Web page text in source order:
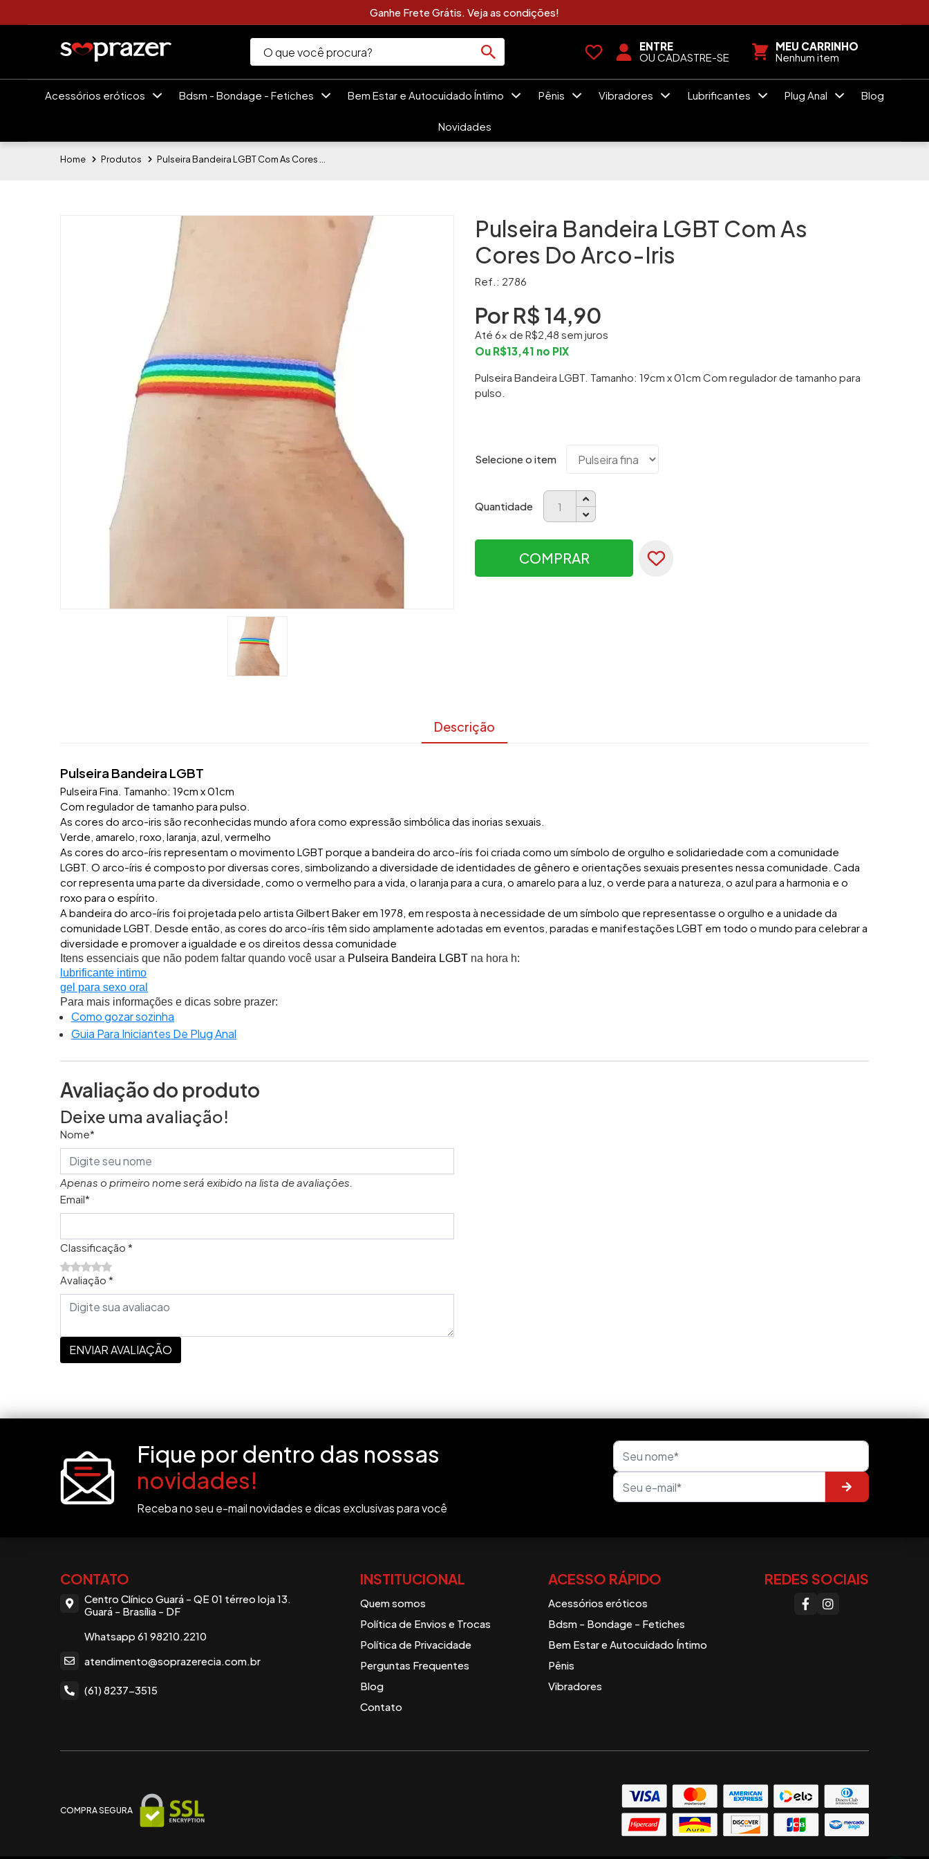
Ganhe Frete Grátis. Veja as condições!
ENTRE
OU CADASTRE-SE
MEU CARRINHO
Nenhum item
Acessórios eróticos Bdsm - Bondage - Fetiches Bem Estar e Autocuidado Íntimo Pênis Vibradores Lubrificantes Plug Anal Blog
Novidades
Home Produtos
Pulseira Bandeira LGBT Com As
Cores Do Arco-Iris
Ref.: 2786
Por R$ 14,90
Até 6x de R$2,48 sem juros
Ou R$13,41 no PIX
Pulseira Bandeira LGBT. Tamanho: 19cm x 01cm Com regulador de tamanho para
pulso.
Selecione o item
Quantidade
COMPRAR
Descrição
Pulseira Bandeira LGBT
Pulseira Fina. Tamanho: 19cm x 01cm
Com regulador de tamanho para pulso.
As cores do arco-iris são reconhecidas mundo afora como expressão simbólica das inorias sexuais.
Verde, amarelo, roxo, laranja, azul, vermelho
As cores do arco-íris representam o movimento LGBT porque a bandeira do arco-íris foi criada como um símbolo de orgulho e solidariedade com a comunidade
LGBT. O arco-íris é composto por diversas cores, simbolizando a diversidade de identidades de gênero e orientações sexuais presentes nessa comunidade. Cada
cor representa uma parte da diversidade, como o vermelho para a vida, o laranja para a cura, o amarelo para a luz, o verde para a natureza, o azul para a harmonia e o
roxo para o espírito.
A bandeira do arco-íris foi projetada pelo artista Gilbert Baker em 1978, em resposta à necessidade de um símbolo que representasse o orgulho e a unidade da
comunidade LGBT. Desde então, as cores do arco-íris têm sido amplamente adotadas em eventos, paradas e manifestações LGBT em todo o mundo para celebrar a
diversidade e promover a igualdade e os direitos dessa comunidade
Itens essenciais que não podem faltar quando você usar a Pulseira Bandeira LGBT na hora h:
lubrificante intimo
gel para sexo oral
Para mais informações e dicas sobre prazer:
Como gozar sozinha
Guia Para Iniciantes De Plug Anal
Avaliação do produto
Deixe uma avaliação!
Nome*
Apenas o primeiro nome será exibido na lista de avaliações.
Email*
Classificação *
Avaliação *
ENVIAR AVALIAÇÃO
Fique por dentro das nossas
novidades!
Receba no seu e-mail novidades e dicas exclusivas para você
CONTATO
Centro Clínico Guará - QE 01 térreo loja 13.
Guará - Brasília - DF
Whatsapp 61 98210.2210
atendimento@soprazerecia.com.br
(61) 8237-3515
INSTITUCIONAL
Quem somos
Política de Envios e Trocas
Política de Privacidade
Perguntas Frequentes
Blog
Contato
ACESSO RÁPIDO
Acessórios eróticos
Bdsm - Bondage - Fetiches
Bem Estar e Autocuidado Íntimo
Pênis
Vibradores
REDES SOCIAIS
COMPRA SEGURA